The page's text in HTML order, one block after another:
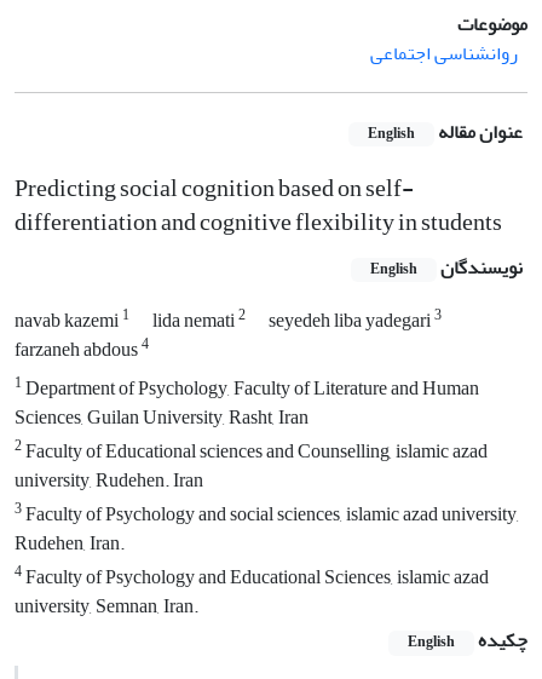
موضوعات
روانشناسی اجتماعی
عنوان مقاله English
Predicting social cognition based on self-
differentiation and cognitive flexibility in students
نویسندگان English
navab kazemi1 lida nemati2 seyedeh liba yadegari3
farzaneh abdous4
1Department of Psychology, Faculty of Literature and Human
Sciences, Guilan University, Rasht, Iran
2Faculty of Educational sciences and Counselling, islamic azad
university, Rudehen. Iran
3Faculty of Psychology and social sciences, islamic azad university,
Rudehen, Iran.
4Faculty of Psychology and Educational Sciences, islamic azad
university, Semnan, Iran.
چکیده
English